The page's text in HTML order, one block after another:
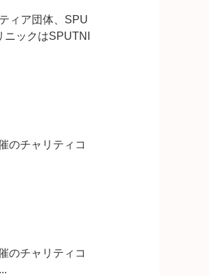
ィア団体、SPU
ックはSPUTNI
のチャリティコ
のチャリティコ